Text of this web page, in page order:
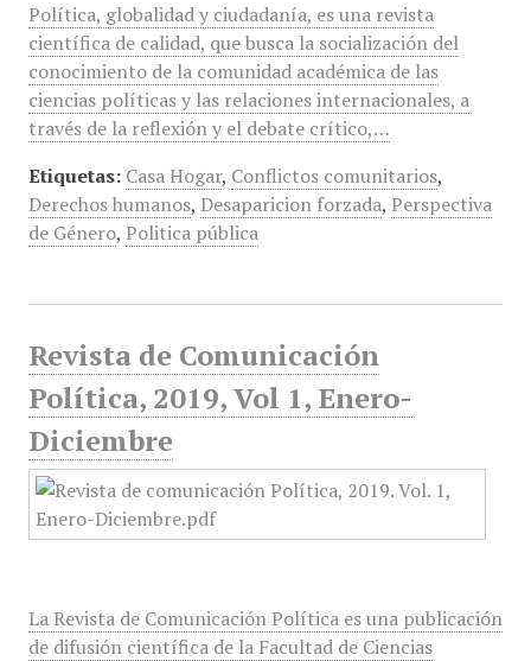
Política, globalidad y ciudadanía, es una revista
científica de calidad, que busca la socialización del
conocimiento de la comunidad académica de las
ciencias políticas y las relaciones internacionales, a
través de la reflexión y el debate crítico,…
Etiquetas: Casa Hogar, Conflictos comunitarios,
Derechos humanos, Desaparicion forzada, Perspectiva
de Género, Politica pública
Revista de Comunicación
Política, 2019, Vol 1, Enero-
Diciembre
La Revista de Comunicación Política es una publicación
de difusión científica de la Facultad de Ciencias